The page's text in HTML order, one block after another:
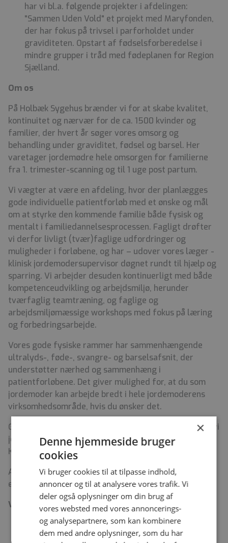
har vi bl.a. følgende projekter i afdelingen:
"Sammen Uden Vold" et projekt med Maryfonden,
der har fokus på trivsel i parforholdet under
graviditeten. Opstart af fødselsforberedelse i
mindre grupper i tråd med fødeplanen for Region
Sjælland.
Om os
På Holbæk Sygehus brænder vi for at skabe kvalitet,
kontinuitet og nærvær for de ca. 1500 kvinder og
familier, der hvert år søger vores omsorg og
behandling under graviditet, fødsel og barsel. Her
varetager jordemødre hele omsorgen for familierne
fra 1. trimester-scanning og til 1 uge post partum.
Vi vægter at være en afdeling, hvor der planlægges
gode individuelle patientforløb med et ønske og mål
om at styrke den kommende familie både fysisk og
mentalt i familiedannelsesprocessen. Fagligt drøfter
vi derfor livligt (tvær)faglige udfordringer og
muligheder i forløbene, og har – udover vores læger -
klinisk jordemodersupervisor døgnet rundt til hjælp og
sparring. Vi arbejder desuden kontinuerligt med både
kompetenceudvikling og arbejdsmiljø, herunder
tværfaglig teamtræning, og faglige og
arbejdsmiljømæssige workshops med fokus på læring
og forbedringsarbejde.
Vores gode fysiske rammer har sammenhængende
ultralyds-, føde-, svangre- og barselsafsnit, der
understøtter nærhed og sammenhæng i
patientforløbene. Det giver mulighed for, at du som
jordemoder kan arbejde bredt i hele jordemoderens
virksomhedsområde, hvis du ønsker det.
Geografisk set dækker vi et stort område, derfor har vi
jordemoderkonsultationer i både Nykøbing Sjælland,
Kalundborg, Tølløse, Ringsted og Holbæk.
Alle vores fødende og partnere tilbydes overnatning
efter fødslen på enestue.
Vi søger jordemoderkolleger, der:
Sætter en ære i at bidrage til et godt forløb for
den gravide og hendes partner
×
Denne hjemmeside bruger
cookies
Vi bruger cookies til at tilpasse indhold,
annoncer og til at analysere vores trafik. Vi
deler også oplysninger om din brug af
vores websted med vores annoncerings-
og analysepartnere, som kan kombinere
dem med andre oplysninger, som du har